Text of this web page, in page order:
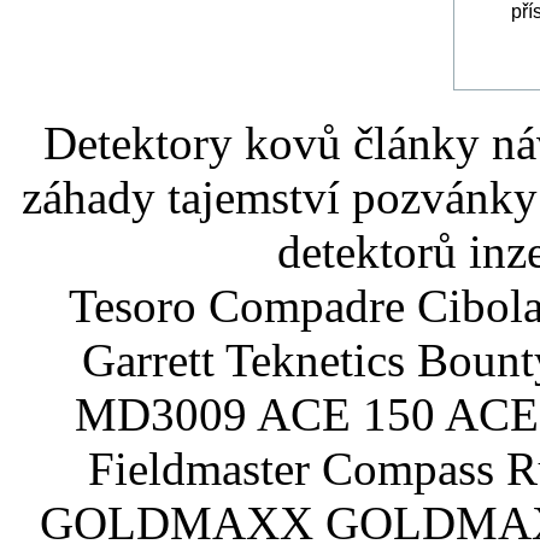
Detektory kovů články
záhady tajemství
detektorů
Tesoro Compadre
Garrett Teknetics
MD3009 ACE 150
Fieldmaster Compass
GOLDMAXX